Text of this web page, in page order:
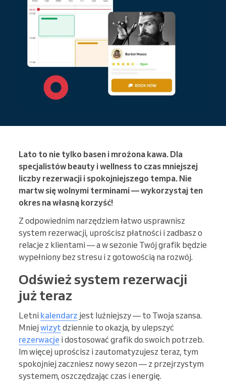
Lato to nie tylko basen i mrożona kawa. Dla
specjalistów beauty i wellness to czas mniejszej
liczby rezerwacji i spokojniejszego tempa. Nie
martw się wolnymi terminami — wykorzystaj ten
okres na własną korzyść!
Z odpowiednim narzędziem łatwo usprawnisz
system rezerwacji, uprościsz płatności i zadbasz o
relacje z klientami — a w sezonie Twój grafik będzie
wypełniony bez stresu i z gotowością na rozwój.
Odśwież system rezerwacji
już teraz
Letni kalendarz jest luźniejszy — to Twoja szansa.
Mniej wizytdziennie to okazja, by ulepszyć
rezerwacje i dostosować grafik do swoich potrzeb.
Im więcej uprościsz i zautomatyzujesz teraz, tym
spokojniej zaczniesz nowy sezon — z przejrzystym
systemem, oszczędzając czas i energię.